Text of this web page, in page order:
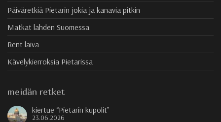
Päiväretkiä Pietarin jokia ja kanavia pitkin
Matkat lahden Suomessa
Rent laiva
Kävelykierroksia Pietarissa
meidän retket
kiertue “Pietarin kupolit”
23.06.2026